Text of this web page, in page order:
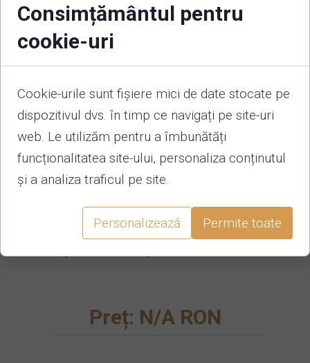
Sicriu model
Unguresc de stejar
Sicriu din lemn masiv de stejar.
Modelul este inspirat din tradițiile
ungurești. Culoare deosebită de
miere lăcuită. Mânere aurii și capac
sculptat de jur împrejur. Conține
respete, silie, cearceaf mic, pernă,
Preț: N/A RON
Consimțământul pentru
cookie-uri
Cookie-urile sunt fișiere mici de date stocate pe
dispozitivul dvs. în timp ce navigați pe site-uri
web. Le utilizăm pentru a îmbunătăți
funcționalitatea site-ului, personaliza conținutul
și a analiza traficul pe site.
Personalizează Permite toate